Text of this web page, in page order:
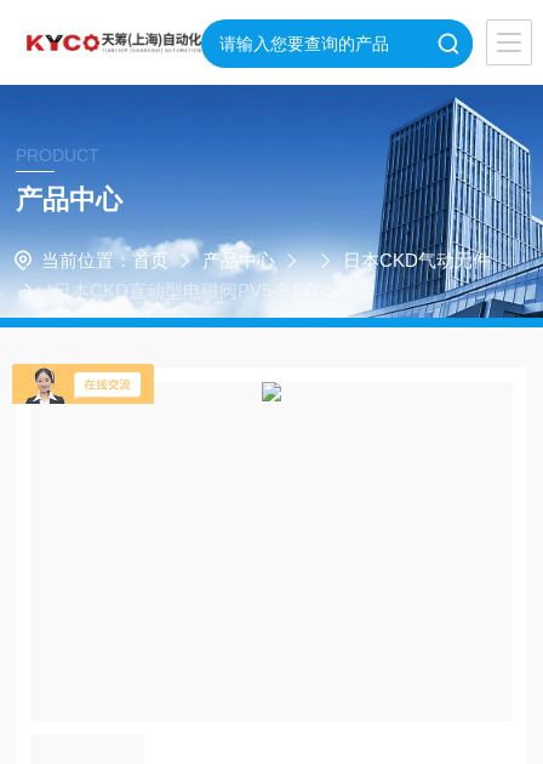
PRODUCT
产品中心
当前位置： 首页 产品中心
日本CKD气动元件
*日本CKD直动型电磁阀PV5-8-FG-S-1